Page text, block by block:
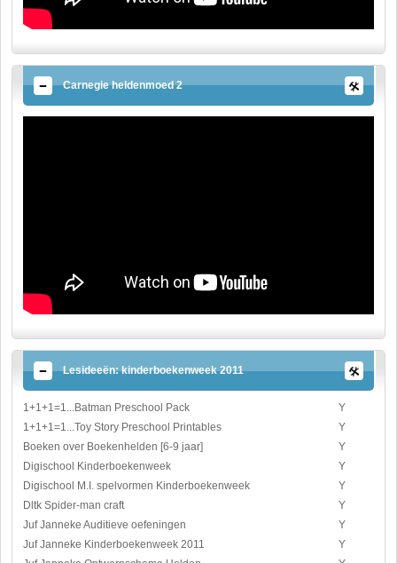
Carnegie heldenmoed 2
Lesideeën: kinderboekenweek 2011
1+1+1=1...Batman Preschool Pack
Y
1+1+1=1...Toy Story Preschool Printables
Y
Boeken over Boekenhelden [6-9 jaar]
Y
Digischool Kinderboekenweek
Y
Digischool M.I. spelvormen Kinderboekenweek
Y
Dltk Spider-man craft
Y
Juf Janneke Auditieve oefeningen
Y
Juf Janneke Kinderboekenweek 2011
Y